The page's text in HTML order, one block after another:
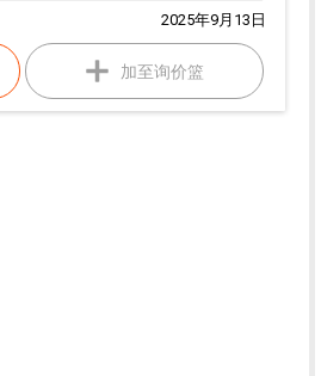
2025年9月13日
加至询价篮